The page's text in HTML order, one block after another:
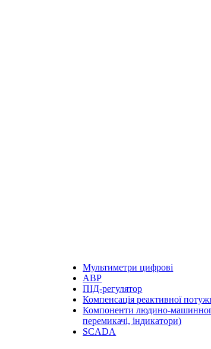
Мультиметри цифрові
АВР
ПІД-регулятор
Компенсація реактивної
Компоненти людино-
перемикачі, індикатори)
SCADA